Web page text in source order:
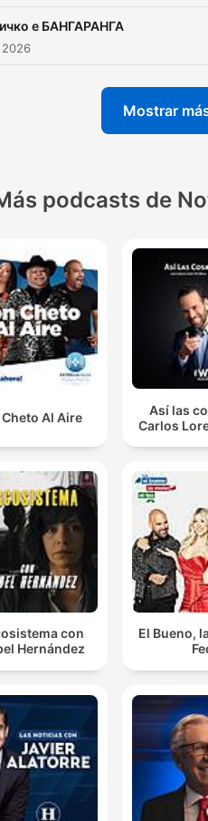
е БАНГАРАНГА
Mostrar
podcasts de
Al Aire
Así las
Carlos
con
Hernández
El Bueno,